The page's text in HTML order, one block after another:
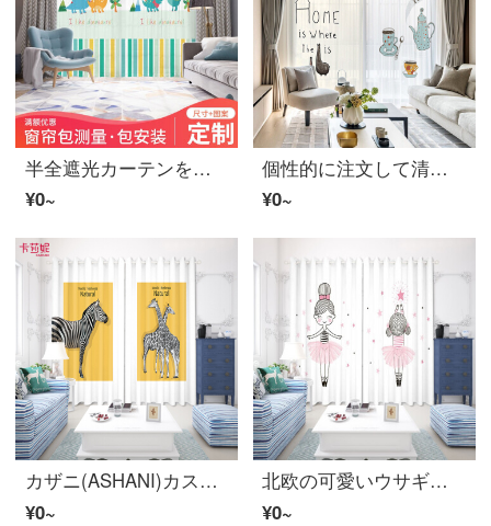
半全遮光カーテンをカスタマイズして、紗のカーテンを設けます。リビングルームの窓には窓があります。窓のカーテンがあります。北欧の簡単な予約です。
¥0~
個性的に注文して清新なins模様の茶器の挿し絵のバー会所の茶室の半遮光の布の翻紗の床につくカーテンB 0270バラの壺+杯(2)の紗-ホックの幅の1メートルの価格/何メートルを要していくつか撮影します
¥0~
カザニ(ASHANI)カスタマイズ個性的なシマウマ北欧風のカーテンの布紗簡単な遮光リビングルームの窓の外に漂うins寮の試着室B 0560布-穴の広い1メートルの価格/何メートルを要していくつかの写真を撮ります。
¥0~
北欧の可愛いウサギのダンスをカスタマイズします。ピンクのお姫様風の寝室の窓のカーテン半全遮光布の試着室のカーテンはE 0640布から仕切ります。穴の広さは1メートルです。何メートルで撮りますか？
¥0~